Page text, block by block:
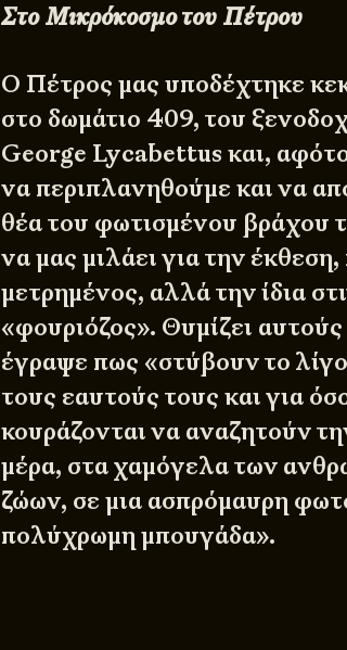
Στο Μικρόκοσμο του Πέτρου
Ο Πέτρος μας υποδέχτηκε
στο δωμάτιο 409, του
George Lycabettus και,
να περιπλανηθούμε και να
θέα του φωτισμένου βράχου
να μας μιλάει για την
μετρημένος, αλλά την ίδια
«φουριόζος». Θυμίζει
έγραψε πως «στύβουν το
τους εαυτούς τους και για
κουράζονται να αναζητούν
μέρα, στα χαμόγελα των
ζώων, σε μια ασπρόμαυρη
πολύχρωμη μπουγάδα».